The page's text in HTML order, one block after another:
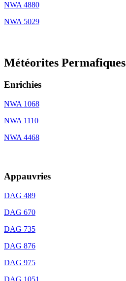
NWA 4880
NWA 5029
Météorites Permafiques
Enrichies
NWA 1068
NWA 1110
NWA 4468
Appauvries
DAG 489
DAG 670
DAG 735
DAG 876
DAG 975
DAG 1051